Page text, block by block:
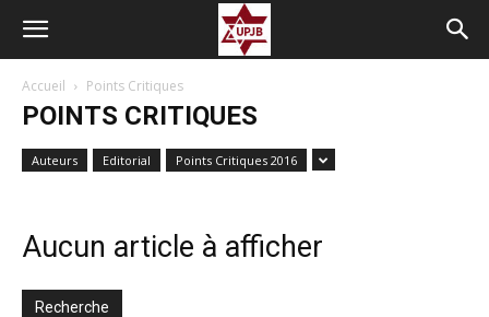
Accueil Points Critiques
POINTS CRITIQUES
Auteurs Editorial Points Critiques 2016
Aucun article à afficher
Recherche